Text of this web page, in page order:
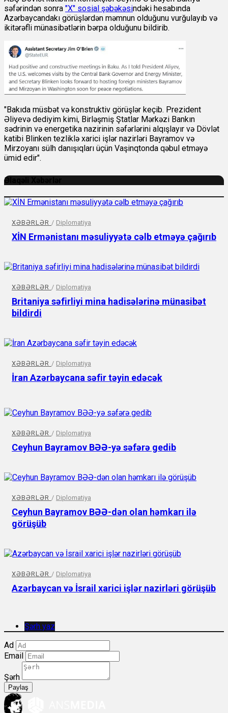
səfərindən sonra "X" sosial şəbəkəsindəki hesabında
Azərbaycandakı görüşlərdən məmnun olduğunu vurğulayıb və
ikitərəfli münasibətlərin bərpa olduğunu bildirib.
"Bakıda müsbət və konstruktiv görüşlər keçib. Prezident
Əliyevə dediyim kimi, Birləşmiş Ştatlar Mərkəzi Bankın
sədrinin və energetika nazirinin səfərlərini alqışlayır və Dövlət
katibi Blinken tezliklə xarici işlər nazirləri Bayramov və
Mirzoyanı sülh danışıqları üçün Vaşinqtonda qəbul etməyə
ümid edir".
Əlaqəli Xəbərlər
XƏBƏRLƏR / Diplomatiya
XİN Ermənistanı məsuliyyətə cəlb etməyə çağırıb
XƏBƏRLƏR / Diplomatiya
Britaniya səfirliyi mina hadisələrinə münasibət
bildirdi
XƏBƏRLƏR / Diplomatiya
İran Azərbaycana səfir təyin edəcək
XƏBƏRLƏR / Diplomatiya
Ceyhun Bayramov BƏƏ-yə səfərə gedib
XƏBƏRLƏR / Diplomatiya
Ceyhun Bayramov BƏƏ-dən olan həmkarı ilə
görüşüb
XƏBƏRLƏR / Diplomatiya
Azərbaycan və İsrail xarici işlər nazirləri görüşüb
Şərh yaz
Ad
Email
Şərh
Paylaş